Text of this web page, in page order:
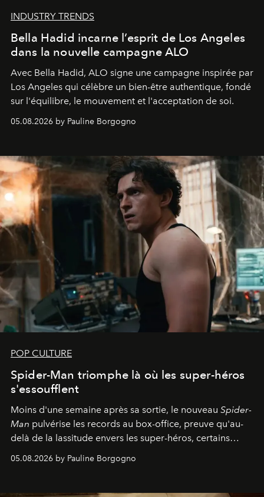
INDUSTRY TRENDS
Bella Hadid incarne l’esprit de Los Angeles
dans la nouvelle campagne ALO
Avec Bella Hadid, ALO signe une campagne inspirée par
Los Angeles qui célèbre un bien-être authentique, fondé
sur l'équilibre, le mouvement et l'acceptation de soi.
05.08.2026 by Pauline Borgogno
POP CULTURE
Spider-Man triomphe là où les super-héros
s'essoufflent
Moins d'une semaine après sa sortie, le nouveau Spider-
Man pulvérise les records au box-office, preuve qu'au-
delà de la lassitude envers les super-héros, certains
05.08.2026 by Pauline Borgogno